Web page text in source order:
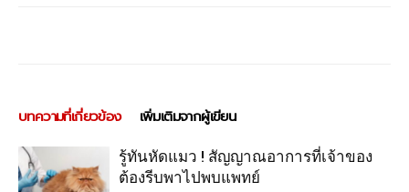
บทความที่เกี่ยวข้อง เพิ่มเติมจากผู้เขียน
รู้ทันหัดแมว ! สัญญาณอาการที่เจ้าของ
ต้องรีบพาไปพบแพทย์